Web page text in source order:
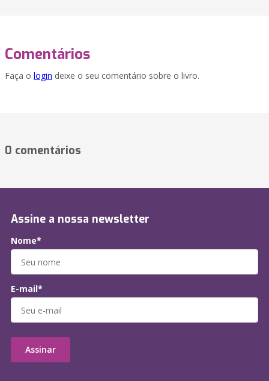
Comentários
Faça o login deixe o seu comentário sobre o livro.
0 comentários
Assine a nossa newsletter
Nome*
E-mail*
Assinar